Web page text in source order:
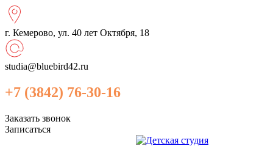
г. Кемерово, ул. 40 лет Октября, 18
studia@bluebird42.ru
+7 (3842) 76-30-16
Заказать звонок
Записаться